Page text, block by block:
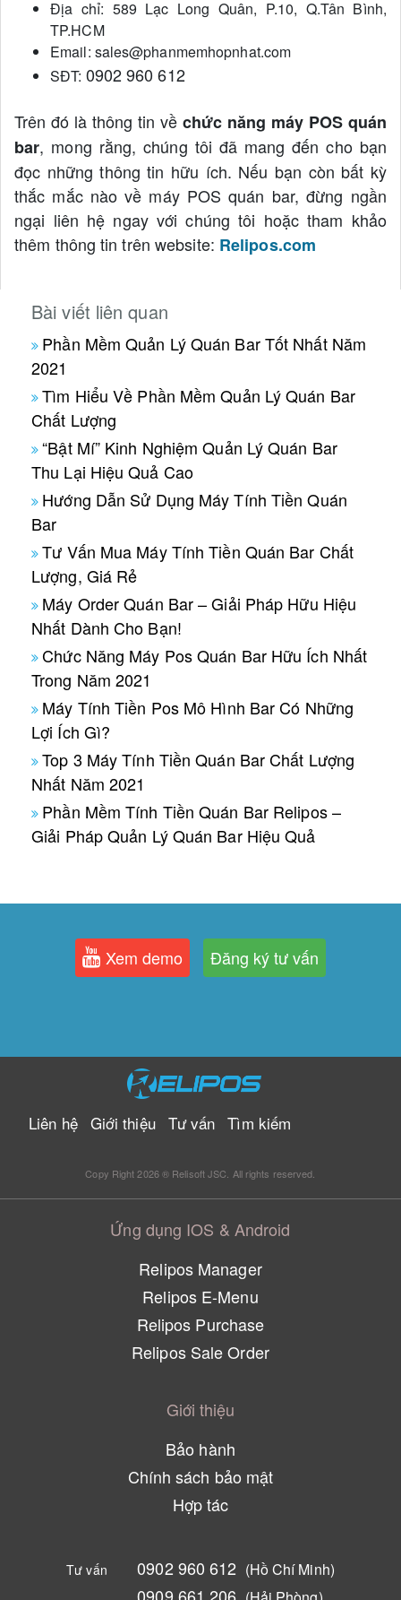
Địa chỉ: 589 Lạc Long Quân, P.10, Q.Tân Bình,
TP.HCM
Email: sales@phanmemhopnhat.com
SĐT: 0902 960 612
Trên đó là thông tin về chức năng máy POS quán
bar, mong rằng, chúng tôi đã mang đến cho bạn
đọc những thông tin hữu ích. Nếu bạn còn bất kỳ
thắc mắc nào về máy POS quán bar, đừng ngần
ngại liên hệ ngay với chúng tôi hoặc tham khảo
thêm thông tin trên website: Relipos.com
Bài viết liên quan
Phần Mềm Quản Lý Quán Bar Tốt Nhất Năm
2021
Tìm Hiểu Về Phần Mềm Quản Lý Quán Bar
Chất Lượng
“Bật Mí” Kinh Nghiệm Quản Lý Quán Bar
Thu Lại Hiệu Quả Cao
Hướng Dẫn Sử Dụng Máy Tính Tiền Quán
Bar
Tư Vấn Mua Máy Tính Tiền Quán Bar Chất
Lượng, Giá Rẻ
Máy Order Quán Bar – Giải Pháp Hữu Hiệu
Nhất Dành Cho Bạn!
Chức Năng Máy Pos Quán Bar Hữu Ích Nhất
Trong Năm 2021
Máy Tính Tiền Pos Mô Hình Bar Có Những
Lợi Ích Gì?
Top 3 Máy Tính Tiền Quán Bar Chất Lượng
Nhất Năm 2021
Phần Mềm Tính Tiền Quán Bar Relipos –
Giải Pháp Quản Lý Quán Bar Hiệu Quả
Xem demo Đăng ký tư vấn
Liên hệ Giới thiệu Tư vấn Tìm kiếm
Copy Right 2026 ® Relisoft JSC. All rights reserved.
Ứng dụng IOS & Android
Relipos Manager
Relipos E-Menu
Relipos Purchase
Relipos Sale Order
Giới thiệu
Bảo hành
Chính sách bảo mật
Hợp tác
Tư vấn 0902 960 612 (Hồ Chí Minh)